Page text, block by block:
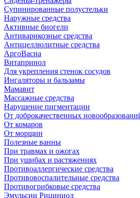
Супинированные полустельки
Наружные средства
Активные биогели
Антиварикозные средства
Антицеллюлитные средства
АргоВасна
Витапринол
Для укрепления стенок сосудов
Ингаляторы и бальзамы
Мамавит
Массажные средства
Нарушение пигментации
От доброкачественных
От комаров
От морщин
Полезные ванны
При травмах и ожогах
При ушибах и растяжениях
Противоаллергические средства
Противовоспалительные средства
Противогрибковые средства
Эмульсии Рициниол